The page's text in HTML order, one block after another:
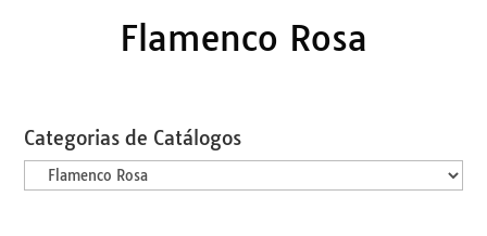
Flamenco Rosa
Categorias de Catálogos
Categorias